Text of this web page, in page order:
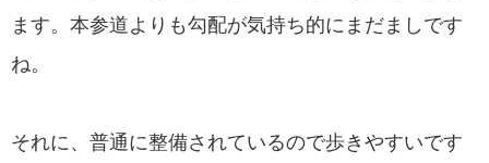
ます。本参道よりも勾配が気持ち的にまだましです
ね。
それに、普通に整備されているので歩きやすいです